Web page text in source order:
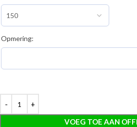
Opmering:
VOEG TOE AAN